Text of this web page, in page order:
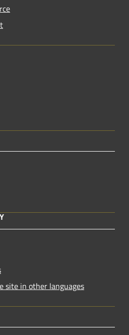
site in other languages